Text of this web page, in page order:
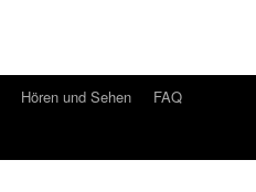
Hören und Sehen
FAQ